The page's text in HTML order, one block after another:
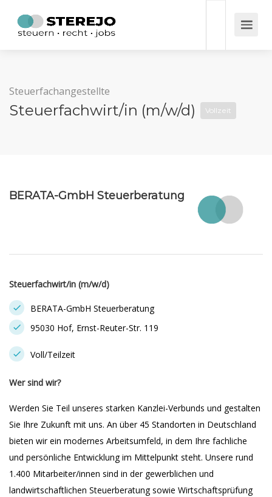
Steuerfachangestellte
Steuerfachwirt/in (m/w/d) Vollzeit
BERATA-GmbH Steuerberatung
Steuerfachwirt/in (m/w/d)
BERATA-GmbH Steuerberatung
95030 Hof, Ernst-Reuter-Str. 119
Voll/Teilzeit
Wer sind wir?
Werden Sie Teil unseres starken Kanzlei-Verbunds und gestalten
Sie Ihre Zukunft mit uns. An über 45 Standorten in Deutschland
bieten wir ein modernes Arbeitsumfeld, in dem Ihre fachliche
und persönliche Entwicklung im Mittelpunkt steht. Unsere rund
1.400 Mitarbeiter/innen sind in der gewerblichen und
landwirtschaftlichen Steuerberatung sowie Wirtschaftsprüfung